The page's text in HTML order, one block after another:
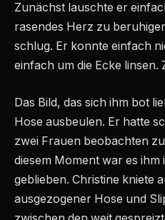
Zunächst lauschte er
rasendes Herz zu
schlug. Er konnte einfach
einfach um die Ecke linsen.
Das Bild, das sich ihm bot
Hose ausbeulen. Er hatte
zwei Frauen beobachten
diesem Moment war es
geblieben. Christine kniete
ausgezogener Hose und